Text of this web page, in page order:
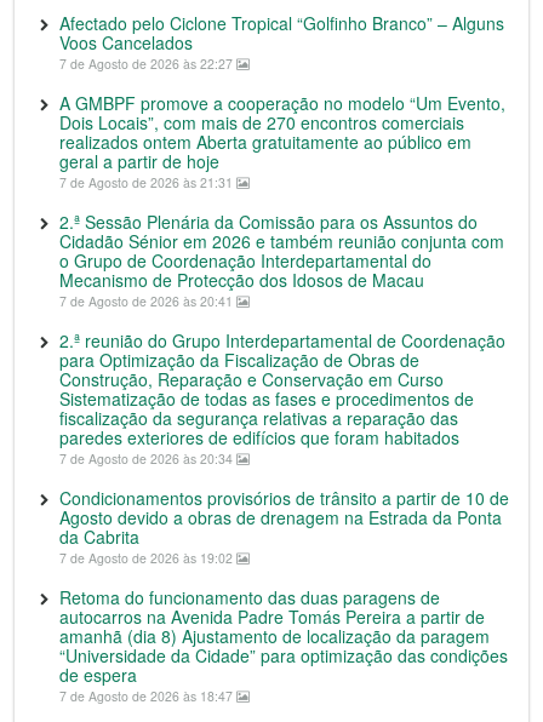
Afectado pelo Ciclone Tropical “Golfinho Branco” – Alguns
Voos Cancelados
7 de Agosto de 2026 às 22:27
A GMBPF promove a cooperação no modelo “Um Evento,
Dois Locais”, com mais de 270 encontros comerciais
realizados ontem Aberta gratuitamente ao público em
geral a partir de hoje
7 de Agosto de 2026 às 21:31
2.ª Sessão Plenária da Comissão para os Assuntos do
Cidadão Sénior em 2026 e também reunião conjunta com
o Grupo de Coordenação Interdepartamental do
Mecanismo de Protecção dos Idosos de Macau
7 de Agosto de 2026 às 20:41
2.ª reunião do Grupo Interdepartamental de Coordenação
para Optimização da Fiscalização de Obras de
Construção, Reparação e Conservação em Curso
Sistematização de todas as fases e procedimentos de
fiscalização da segurança relativas a reparação das
paredes exteriores de edifícios que foram habitados
7 de Agosto de 2026 às 20:34
Condicionamentos provisórios de trânsito a partir de 10 de
Agosto devido a obras de drenagem na Estrada da Ponta
da Cabrita
7 de Agosto de 2026 às 19:02
Retoma do funcionamento das duas paragens de
autocarros na Avenida Padre Tomás Pereira a partir de
amanhã (dia 8) Ajustamento de localização da paragem
“Universidade da Cidade” para optimização das condições
de espera
7 de Agosto de 2026 às 18:47